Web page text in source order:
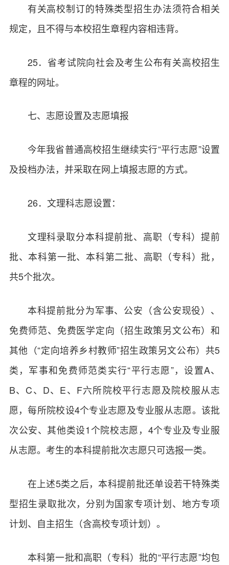
有关高校制订的特殊类型招生办法须符合相关
规定，且不得与本校招生章程内容相违背。
25．省考试院向社会及考生公布有关高校招生
章程的网址。
七、志愿设置及志愿填报
今年我省普通高校招生继续实行“平行志愿”设置
及投档办法，并采取在网上填报志愿的方式。
26．文理科志愿设置：
文理科录取分本科提前批、高职（专科）提前
批、本科第一批、本科第二批、高职（专科）批，
共5个批次。
本科提前批分为军事、公安（含公安现役）、
免费师范、免费医学定向（招生政策另文公布）和
其他（“定向培养乡村教师”招生政策另文公布）共5
类，军事和免费师范类实行“平行志愿”，设置A、
B、C、D、E、F六所院校平行志愿及院校服从志
愿，每所院校设4个专业志愿及专业服从志愿。该批
次公安、其他类设1个院校志愿，4个专业及专业服
从志愿。考生的本科提前批次志愿只可选报一类。
在上述5类之后，本科提前批还单设若干特殊类
型招生录取批次，分别为国家专项计划、地方专项
计划、自主招生（含高校专项计划）。
本科第一批和高职（专科）批的“平行志愿”均包